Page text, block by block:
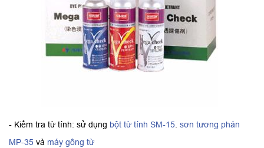
- Kiểm tra từ tính: sử dụng bột từ tính SM-15. sơn tương phán
MP-35 và máy gông từ